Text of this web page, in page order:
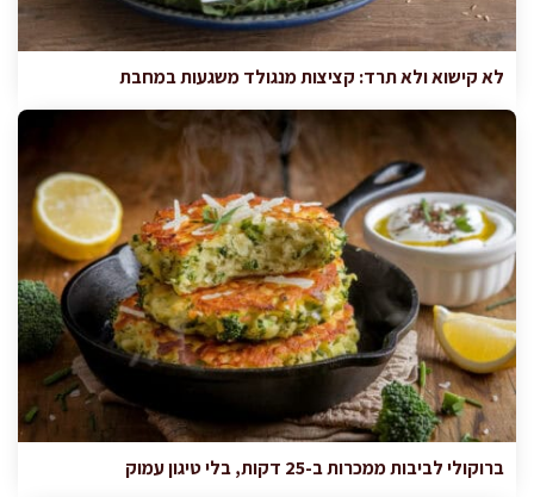
לא קישוא ולא תרד: קציצות מנגולד משגעות במחבת
ברוקולי לביבות ממכרות ב-25 דקות, בלי טיגון עמוק